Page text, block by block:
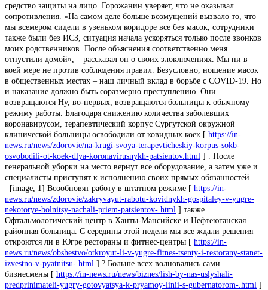
средство защиты на лицо. Горожанин уверяет, что не оказывал
сопротивления. «На самом деле больше возмущений вызвало то, что
мы всемером сидели в узеньком коридоре все без масок, сотрудники
также были без ИСЗ, ситуация начала ускоряться только после звонков
моих родственников. После объяснения соответственно меня
отпустили домой», – рассказал он о своих злоключениях. Мы ни в
коей мере не против соблюдения правил. Безусловно, ношение масок
в общественных местах – наш личный вклад в борьбе с COVID-19. Но
и наказание должно быть соразмерно преступлению. Они
возвращаются Ну, во-первых, возвращаются больницы к обычному
режиму работы. Благодаря снижению количества заболевших
коронавирусом, терапевтический корпус Сургутской окружной
клинической больницы освободили от ковидных коек [ https://in-
news.ru/news/zdorovie/na-krugi-svoya-terapevticheskiy-korpus-sokb-
osvobodili-ot-koek-dlya-koronavirusnykh-patsientov.html ] . После
генеральной уборки на место вернут все оборудование, а затем уже и
специалисты приступят к исполнению своих прямых обязанностей.
[image, 1] Возобновят работу в штатном режиме [ https://in-
news.ru/news/zdorovie/zakryvayut-rabotu-kovidnykh-gospitaley-v-yugre-
nekotorye-bolnitsy-nachali-priem-patsientov-.html ] также
Офтальмологический центр в Ханты-Мансийске и Нефтеюганская
районная больница. С середины этой недели мы все ждали решения –
откроются ли в Югре рестораны и фитнес-центры [ https://in-
news.ru/news/obshestvo/otkroyut-li-v-yugre-fitnes-tsenty-i-restorany-stanet-
izvestno-v-pyatnitsu-.html ] ? Больше всех волновались сами
бизнесмены [ https://in-news.ru/news/biznes/lish-by-nas-uslyshali-
predprinimateli-yugry-gotovyatsya-k-pryamoy-linii-s-gubernatorom-.html ]